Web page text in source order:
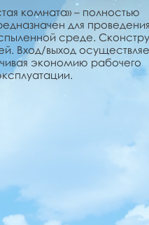
комната» – полностью
для
среде.
Вход/выход
экономию рабочего